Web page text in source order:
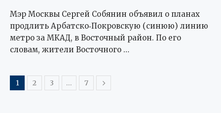
Мэр Москвы Сергей Собянин объявил о планах
продлить Арбатско‑Покровскую (синюю) линию
метро за МКАД, в Восточный район. По его
словам, жители Восточного …
1 2 3 … 7